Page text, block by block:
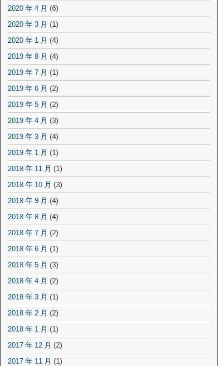
2020 年 4 月 (6)
2020 年 3 月 (1)
2020 年 1 月 (4)
2019 年 8 月 (4)
2019 年 7 月 (1)
2019 年 6 月 (2)
2019 年 5 月 (2)
2019 年 4 月 (3)
2019 年 3 月 (4)
2019 年 1 月 (1)
2018 年 11 月 (1)
2018 年 10 月 (3)
2018 年 9 月 (4)
2018 年 8 月 (4)
2018 年 7 月 (2)
2018 年 6 月 (1)
2018 年 5 月 (3)
2018 年 4 月 (2)
2018 年 3 月 (1)
2018 年 2 月 (2)
2018 年 1 月 (1)
2017 年 12 月 (2)
2017 年 11 月 (1)